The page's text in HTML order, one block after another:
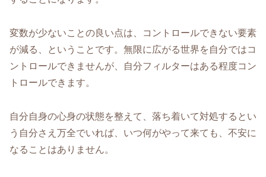
変数が少ないことの良い点は、コントロールできない要素
が減る、ということです。無限に広がる世界を自分ではコ
ントロールできませんが、自分フィルターはある程度コン
トロールできます。
自分自身の心身の状態を整えて、落ち着いて対処するとい
う自分さえ万全でいれば、いつ何がやって来ても、不安に
なることはありません。